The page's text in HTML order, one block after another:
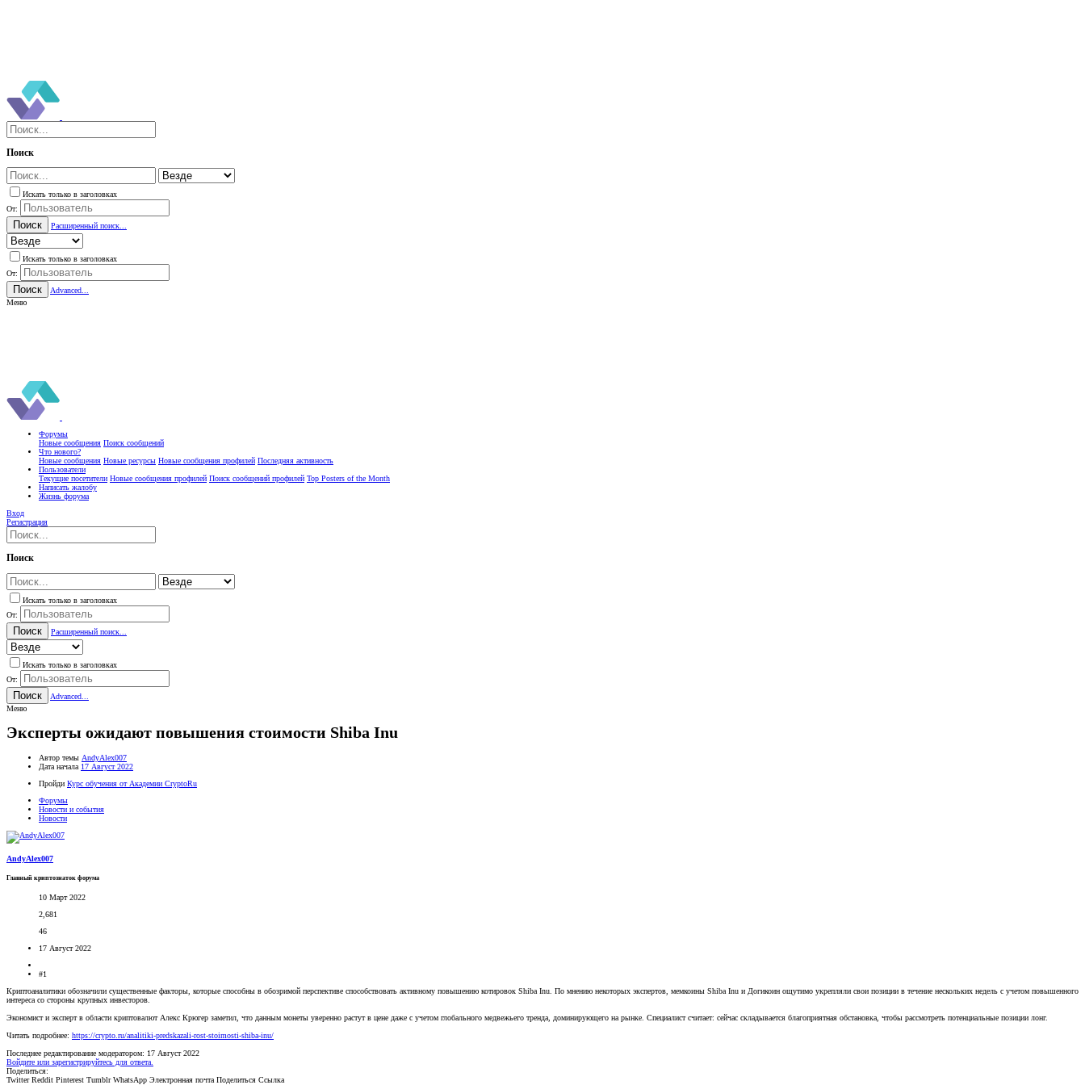
Поиск
Искать только в заголовках
От:
Поиск Расширенный поиск...
Искать только в заголовках
От:
Поиск
Advanced...
Меню
Форумы
Новые сообщения Поиск сообщений
Что нового?
Новые сообщения Новые ресурсы Новые сообщения профилей Последняя активность
Пользователи
Текущие посетители Новые сообщения профилей Поиск сообщений профилей Top Posters of the Month
Написать жалобу
Жизнь форума
Вход
Регистрация
Поиск
Искать только в заголовках
От:
Поиск Расширенный поиск...
Искать только в заголовках
От:
Поиск
Advanced...
Меню
Эксперты ожидают повышения стоимости Shiba Inu
Автор темы AndyAlex007
Дата начала 17 Август 2022
Пройди Курс обучения от Академии CryptoRu
Форумы
Новости и события
Новости
AndyAlex007
Главный криптознаток форума
10 Март 2022
2,681
46
17 Август 2022
#1
Криптоаналитики обозначили существенные факторы, которые способны в обозримой перспективе способствовать активному повышению котировок Shiba Inu. По мнению некоторых экспертов, мемкоины Shiba Inu и Догикоин ощутимо укрепляли свои позиции в течение нескольких недель с учетом повышенного
интереса со стороны крупных инвесторов.
Экономист и эксперт в области криптовалют Алекс Крюгер заметил, что данным монеты уверенно растут в цене даже с учетом глобального медвежьего тренда, доминирующего на рынке. Специалист считает: сейчас складывается благоприятная обстановка, чтобы рассмотреть потенциальные позиции лонг.
Читать подробнее: https://crypto.ru/analitiki-predskazali-rost-stoimosti-shiba-inu/
Последнее редактирование модератором: 17 Август 2022
Войдите или зарегистрируйтесь для ответа.
Поделиться:
Twitter Reddit Pinterest Tumblr WhatsApp Электронная почта Поделиться Ссылка